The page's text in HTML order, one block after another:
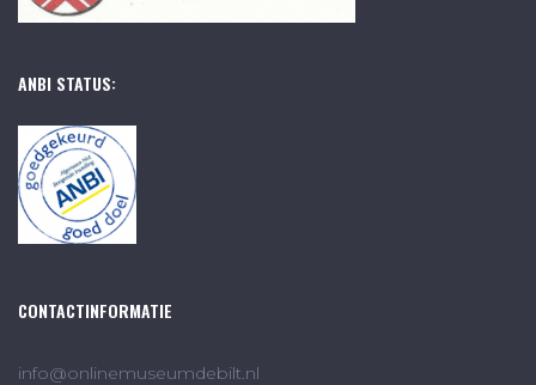
ANBI STATUS:
CONTACTINFORMATIE
info@onlinemuseumdebilt.nl